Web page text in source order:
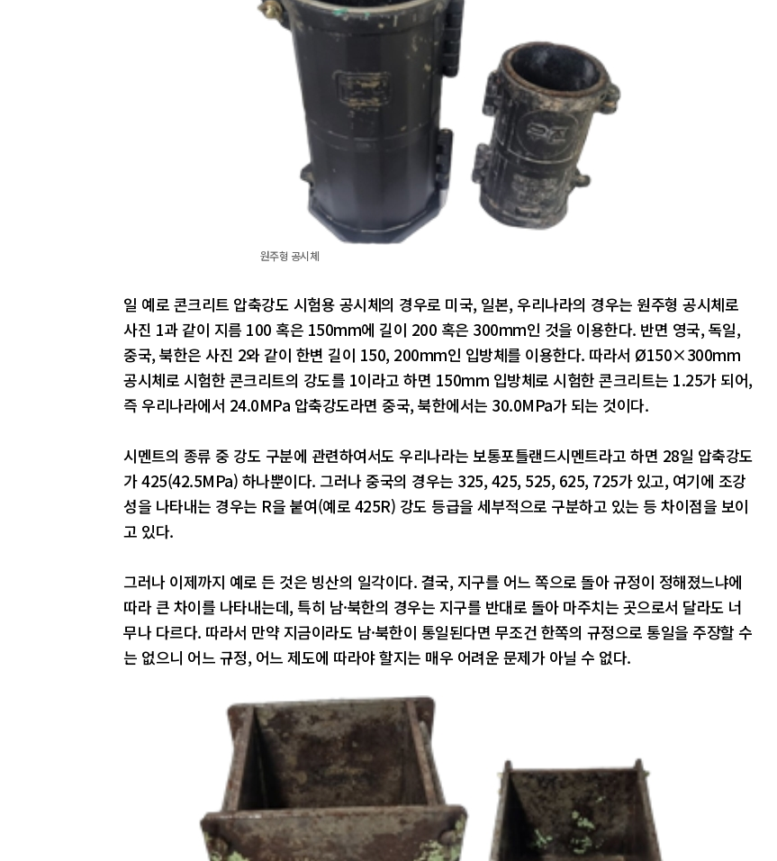
원주형 공시체
일 예로 콘크리트 압축강도 시험용 공시체의 경우로 미국, 일본, 우리나라의 경우는 원주형 공시체로
사진 1과 같이 지름 100 혹은 150mm에 길이 200 혹은 300mm인 것을 이용한다. 반면 영국, 독일,
중국, 북한은 사진 2와 같이 한변 길이 150, 200mm인 입방체를 이용한다. 따라서 Ø150×300mm
공시체로 시험한 콘크리트의 강도를 1이라고 하면 150mm 입방체로 시험한 콘크리트는 1.25가 되어,
즉 우리나라에서 24.0MPa 압축강도라면 중국, 북한에서는 30.0MPa가 되는 것이다.
시멘트의 종류 중 강도 구분에 관련하여서도 우리나라는 보통포틀랜드시멘트라고 하면 28일 압축강도
가 425(42.5MPa) 하나뿐이다. 그러나 중국의 경우는 325, 425, 525, 625, 725가 있고, 여기에 조강
성을 나타내는 경우는 R을 붙여(예로 425R) 강도 등급을 세부적으로 구분하고 있는 등 차이점을 보이
고 있다.
그러나 이제까지 예로 든 것은 빙산의 일각이다. 결국, 지구를 어느 쪽으로 돌아 규정이 정해졌느냐에
따라 큰 차이를 나타내는데, 특히 남·북한의 경우는 지구를 반대로 돌아 마주치는 곳으로서 달라도 너
무나 다르다. 따라서 만약 지금이라도 남·북한이 통일된다면 무조건 한쪽의 규정으로 통일을 주장할 수
는 없으니 어느 규정, 어느 제도에 따라야 할지는 매우 어려운 문제가 아닐 수 없다.